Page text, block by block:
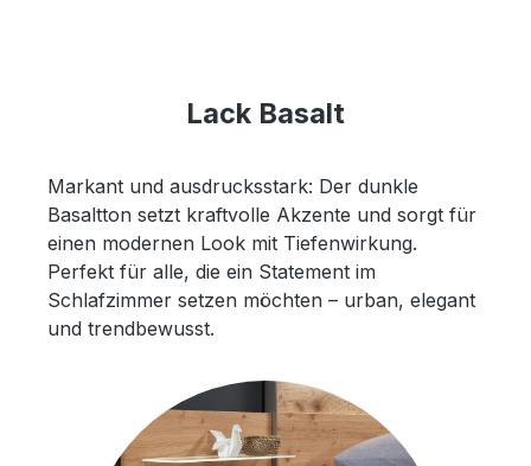
Lack Basalt
Markant und ausdrucksstark: Der dunkle
Basaltton setzt kraftvolle Akzente und sorgt für
einen modernen Look mit Tiefenwirkung.
Perfekt für alle, die ein Statement im
Schlafzimmer setzen möchten – urban, elegant
und trendbewusst.